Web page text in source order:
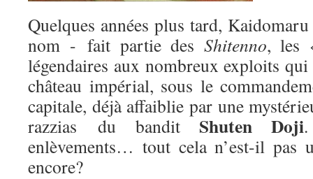
Quelques années plus tard,
nom - fait partie des Shitenno, les
légendaires aux nombreux exploits
château impérial, sous le
capitale, déjà affaiblie par une
razzias du bandit Shuten Doji
enlèvements… tout cela n’est-il pas
encore?